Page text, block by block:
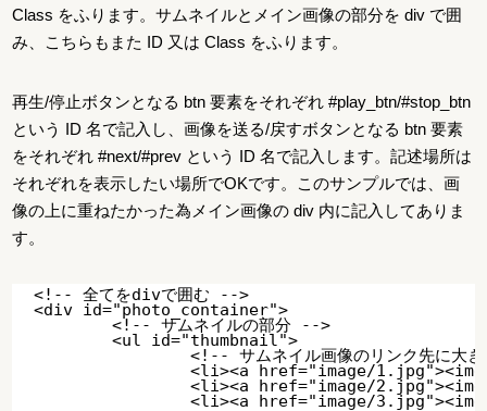
Class をふります。サムネイルとメイン画像の部分を div で囲
み、こちらもまた ID 又は Class をふります。
再生/停止ボタンとなる btn 要素をそれぞれ #play_btn/#stop_btn
という ID 名で記入し、画像を送る/戻すボタンとなる btn 要素
をそれぞれ #next/#prev という ID 名で記入します。記述場所は
それぞれを表示したい場所でOKです。このサンプルでは、画
像の上に重ねたかった為メイン画像の div 内に記入してありま
す。
<!-- 全てをdivで囲む -->
<div id="photo_container">
	<!-- サムネイルの部分 -->
	<ul id="thumbnail">
		<!-- サムネイル画像のリンク先に大きい画像ファイルを指定する -->
		<li><a href="image/1.jpg"><img src="image/thumb/1.jpg" alt="photo1" /></a></li>
		<li><a href="image/2.jpg"><img src="image/thumb/2.jpg" alt="photo2" /></a></li>
		<li><a href="image/3.jpg"><img src="image/thumb/3.jpg" alt="photo3" /></a></li>